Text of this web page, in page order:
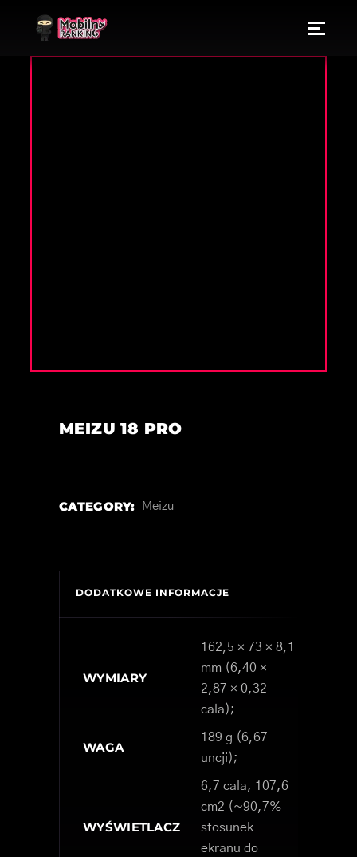
MEIZU 18 PRO
CATEGORY: Meizu
DODATKOWE INFORMACJE
WYMIARY
162,5 × 73 × 8,1
mm (6,40 ×
2,87 × 0,32
cala);
WAGA
189 g (6,67
uncji);
WYŚWIETLACZ
6,7 cala, 107,6
cm2 (~90,7%
stosunek
ekranu do